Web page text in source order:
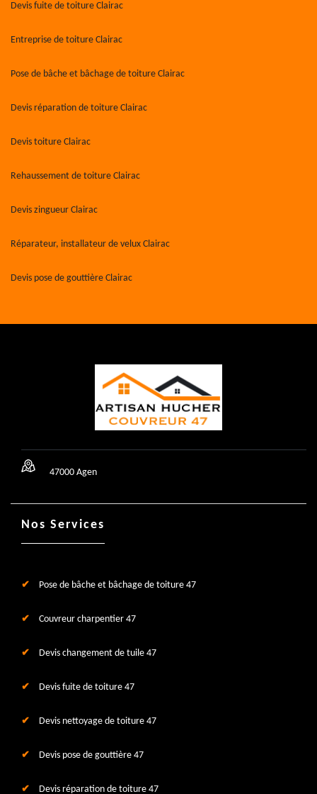
Devis fuite de toiture Clairac
Entreprise de toiture Clairac
Pose de bâche et bâchage de toiture Clairac
Devis réparation de toiture Clairac
Devis toiture Clairac
Rehaussement de toiture Clairac
Devis zingueur Clairac
Réparateur, installateur de velux Clairac
Devis pose de gouttière Clairac
47000 Agen
Nos Services
Pose de bâche et bâchage de toiture 47
Couvreur charpentier 47
Devis changement de tuile 47
Devis fuite de toiture 47
Devis nettoyage de toiture 47
Devis pose de gouttière 47
Devis réparation de toiture 47